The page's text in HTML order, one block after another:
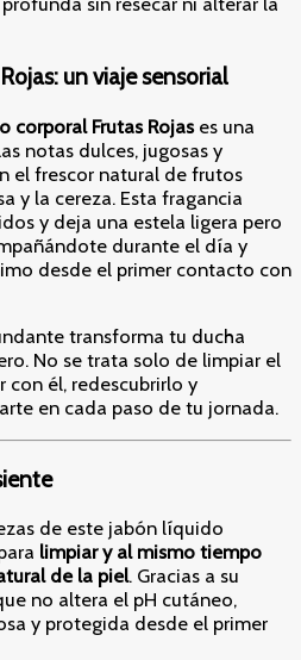
un viaje sensorial
corporal Frutas Rojases una
notas dulces, jugosas y
el frescor natural de frutos
y la cereza. Esta fragancia
y deja una estela ligera pero
durante el día y
desde el primer contacto con
transforma tu ducha
No se trata solo de limpiar el
con él, redescubrirlo y
en cada paso de tu jornada.
de este jabón líquido
limpiar y al mismo tiempo
de la piel. Gracias a su
no altera el pH cutáneo,
y protegida desde el primer